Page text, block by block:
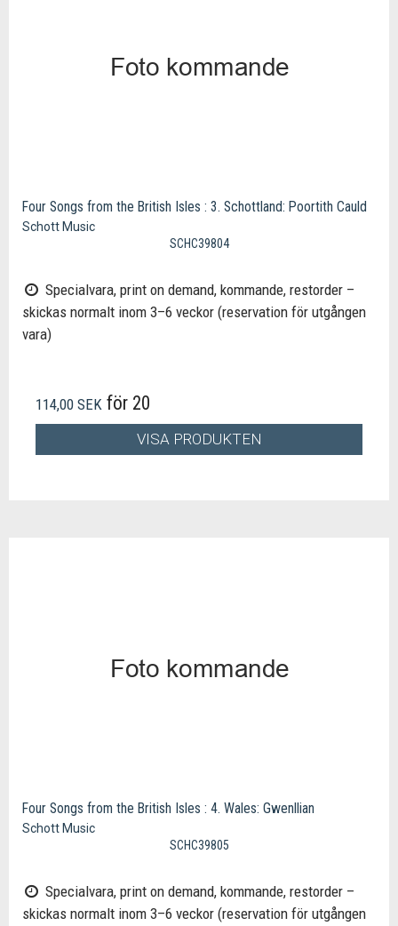
Four Songs from the British Isles : 3. Schottland: Poortith Cauld
Schott Music
SCHC39804
Specialvara, print on demand, kommande, restorder –
skickas normalt inom 3–6 veckor (reservation för utgången
vara)
114,00 SEK för 20
VISA PRODUKTEN
Four Songs from the British Isles : 4. Wales: Gwenllian
Schott Music
SCHC39805
Specialvara, print on demand, kommande, restorder –
skickas normalt inom 3–6 veckor (reservation för utgången